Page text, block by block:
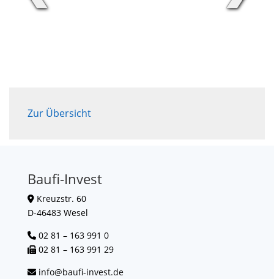
Zur Übersicht
Baufi-Invest
Kreuzstr. 60
D-46483 Wesel
02 81 – 163 991 0
02 81 – 163 991 29
info@baufi-invest.de